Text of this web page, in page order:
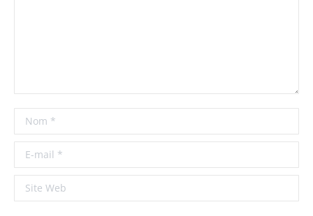
Nom *
E-mail *
Site Web